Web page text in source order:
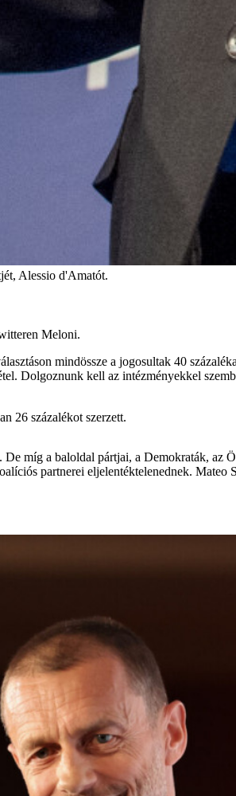
Alessio d'Amatót.
Meloni.
mindössze a jogosultak 40
Dolgoznunk kell az intézményekkel
26 százalékot szerzett.
míg a baloldal pártjai, a Demokraták, az
partnerei eljelentéktelenednek.